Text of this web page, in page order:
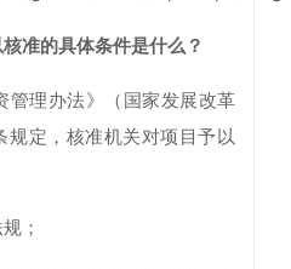
准的具体条件是什么？
管理办法》（国家发展改革
规定，核准机关对项目予以
；